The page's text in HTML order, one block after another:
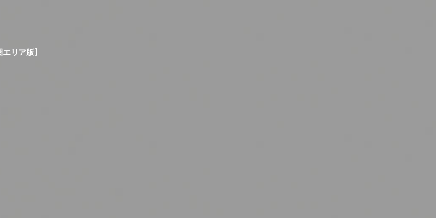
リア版】